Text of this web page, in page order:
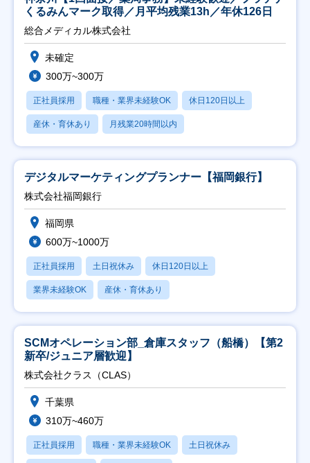
くるみんマーク取得／月平均残業13h／年休126日
総合メディカル株式会社
未確定
300万~300万
正社員採用 職種・業界未経験OK 休日120日以上
産休・育休あり 月残業20時間以内
デジタルマーケティングプランナー【福岡銀行】
株式会社福岡銀行
福岡県
600万~1000万
正社員採用 土日祝休み 休日120日以上
業界未経験OK 産休・育休あり
SCMオペレーション部_倉庫スタッフ（船橋）【第2
新卒/ジュニア層歓迎】
株式会社クラス（CLAS）
千葉県
310万~460万
正社員採用 職種・業界未経験OK 土日祝休み